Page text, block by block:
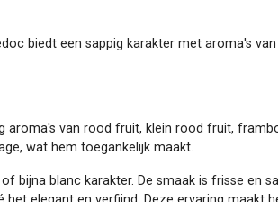
biedt een sappig karakter met aroma's
van rood fruit, klein rood fruit,
wat hem toegankelijk maakt.
bijna blanc karakter. De smaak is frisse en